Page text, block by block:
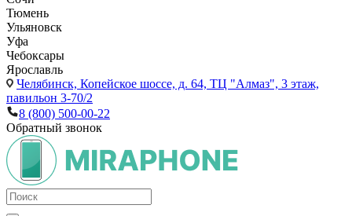
Тюмень
Ульяновск
Уфа
Чебоксары
Ярославль
Челябинск, Копейское шоссе, д. 64, ТЦ "Алмаз", 3 этаж,
павильон 3-70/2
8 (800) 500-00-22
Обратный звонок